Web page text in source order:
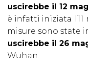
uscirebbe il 12
è infatti iniziata l’11
misure sono state
uscirebbe il 26
Wuhan.